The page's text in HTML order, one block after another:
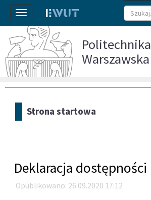
Toggle
navigation
Politechnika
Warszawska
Strona startowa
Deklaracja dostępności
Opublikowano: 26.09.2020 17:12